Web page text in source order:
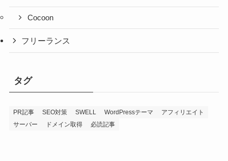
Cocoon
フリーランス
タグ
PR記事 SEO対策 SWELL WordPressテーマ
アフィリエイト
サーバー
ドメイン取得 必読記事